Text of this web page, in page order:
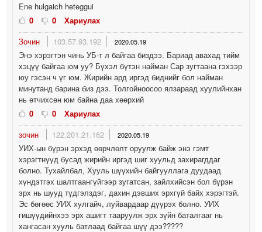
Ene hulgaich heteggui
0
0
Хариулах
Зочин
103.57.93.192 2020.05.19
Энэ хэрэгтэн чинь УБ-т л байгаа биздээ. Бариад авахад тийм
хэцүү байгаа юм уу? Бүхэл бүтэн найман Сар зугтаана гэхээр
юу гэсэн ч үг юм. Жирийн ард иргэд биднийг бол найман
минутанд барина биз дээ. Толгойноосоо ялзараад хуулийнхан
нь өтчихсөн юм байна даа хөөрхий
0
0
Хариулах
зочин
122.201.21.162 2020.05.19
УИХ-ын бүрэн эрхэд өөрчлөлт оруулж байж энэ гэмт
хэрэгтнүүд бусад жирийн иргэд шиг хуульд захирагддаг
болно. Тухайлбал, Хууль шүүхийн байгууллага дуудаад
хүндэтгэх шалтгаангүйгээр зугатсан, зайлхийсэн бол бүрэн
эрх нь шууд түдгэлздэг, дахин дэвших эрхгүй байх хэрэгтэй.
Эс бөгөөс УИХ хулгайч, луйвардаар дүүрэх болно. УИХ
гишүүдийнхээ эрх ашигт тааруулж эрх зүйн баталгааг нь
хангасан хууль батлаад байгаа шүү дээ?????